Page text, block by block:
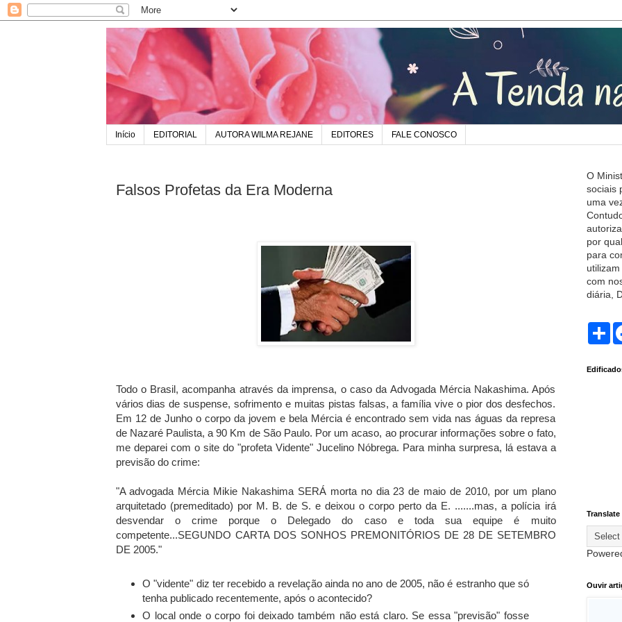
Início EDITORIAL AUTORA WILMA REJANE EDITORES FALE CONOSCO
Falsos Profetas da Era Moderna
Todo o Brasil, acompanha através da imprensa, o caso da Advogada Mércia Nakashima. Após
vários dias de suspense, sofrimento e muitas pistas falsas, a família vive o pior dos desfechos.
Em 12 de Junho o corpo da jovem e bela Mércia é encontrado sem vida nas águas da represa
de Nazaré Paulista, a 90 Km de São Paulo. Por um acaso, ao procurar informações sobre o fato,
me deparei com o site do "profeta Vidente" Jucelino Nóbrega. Para minha surpresa, lá estava a
previsão do crime:
"A advogada Mércia Mikie Nakashima SERÁ morta no dia 23 de maio de 2010, por um plano
arquitetado (premeditado) por M. B. de S. e deixou o corpo perto da E. .......mas, a polícia irá
desvendar o crime porque o Delegado do caso e toda sua equipe é muito
competente...SEGUNDO CARTA DOS SONHOS PREMONITÓRIOS DE 28 DE SETEMBRO
DE 2005."
O "vidente" diz ter recebido a revelação ainda no ano de 2005, não é estranho que só
tenha publicado recentemente, após o acontecido?
O local onde o corpo foi deixado também não está claro. Se essa "previsão" fosse
O
sociais
uma
por
para
com
diária,
S
e
Translate
Ouvir